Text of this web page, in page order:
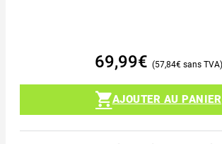
69,99€ 57,84€
AJOUTER AU PANIER